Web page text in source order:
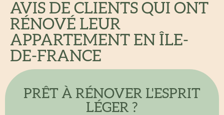
AVIS DE CLIENTS QUI ONT
RÉNOVÉ LEUR
APPARTEMENT EN ÎLE-
DE-FRANCE
PRÊT À RÉNOVER L'ESPRIT
LÉGER ?